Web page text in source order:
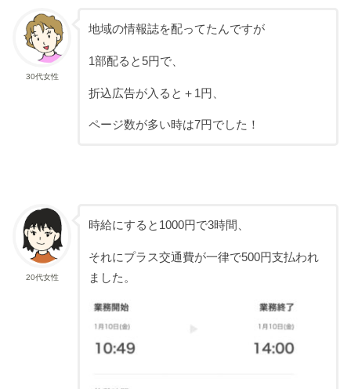
30代女性
地域の情報誌を配ってたんですが
1部配ると5円で、
折込広告が入ると＋1円、
ページ数が多い時は7円でした！
20代女性
時給にすると1000円で3時間、
それにプラス交通費が一律で500円支払われ
ました。